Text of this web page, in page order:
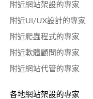
附近網站架設的專家
附近UI/UX設計的專家
附近爬蟲程式的專家
附近軟體顧問的專家
附近網站代管的專家
各地網站架設的專家